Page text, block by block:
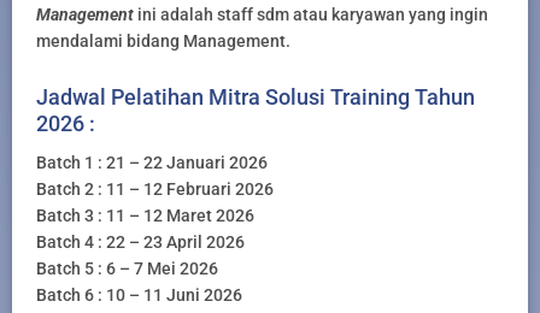
Management ini adalah staff sdm atau karyawan yang ingin
mendalami bidang Management.
Jadwal Pelatihan Mitra Solusi Training Tahun
2026 :
Batch 1 : 21 – 22 Januari 2026
Batch 2 : 11 – 12 Februari 2026
Batch 3 : 11 – 12 Maret 2026
Batch 4 : 22 – 23 April 2026
Batch 5 : 6 – 7 Mei 2026
Batch 6 : 10 – 11 Juni 2026